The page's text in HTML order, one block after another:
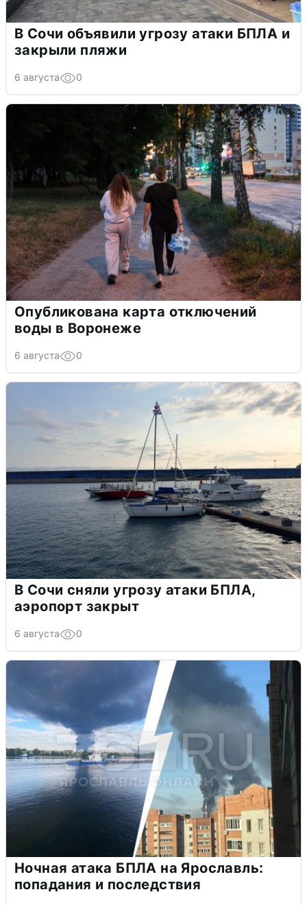
В Сочи объявили угрозу атаки БПЛА и
закрыли пляжи
6 августа 0
Опубликована карта отключений
воды в Воронеже
6 августа 0
В Сочи сняли угрозу атаки БПЛА,
аэропорт закрыт
6 августа 0
Ночная атака БПЛА на Ярославль:
попадания и последствия